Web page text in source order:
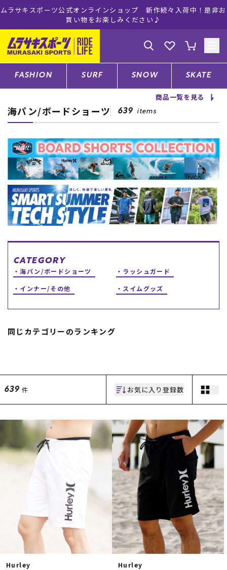
お ムラサキスポーツ公式オンラインショップ 5,500円(税込)以
注文で送料無料！(※一部対象外有り)
ゲスト様
ログイン 会員登録
店舗一覧
CATEGORY
ファッションTOP
サーフTOP
スノーTOP
スケートTOP
覧
中古/アウトレット サー
フ
ー
ギフトラッピング
下取り保証について
よくある質問
お問い合わせ
ニュース
ムラサキスポーツ 公式アプリ
ポイント・クーポンもこのアプリで！
FASHION SURF SNOW SKATE
商品一覧を見る
海パン/ボードショーツ 639 items
CATEGORY
海パン/ボードショーツ
ラッシュガード
インナー/その他
スイムグッズ
同じカテゴリーのランキング
639 件 お気に入り登録数
Hurley Hurley